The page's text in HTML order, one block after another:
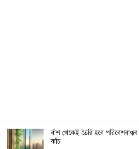
বাঁশ থেকেই তৈরি হবে পরিবেশবান্ধব
কাঁচ